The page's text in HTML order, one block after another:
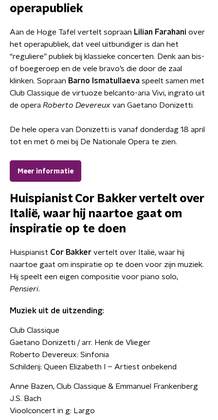
operapubliek
Aan de Hoge Tafel vertelt sopraan Lilian Farahani over
het operapubliek, dat veel uitbundiger is dan het
“reguliere” publiek bij klassieke concerten. Denk aan bis-
of boegeroep en de vele bravo’s die door de zaal
klinken. Sopraan Barno Ismatullaeva speelt samen met
Club Classique de virtuoze belcanto-aria Vivi, ingrato uit
de opera Roberto Devereux van Gaetano Donizetti.
De hele opera van Donizetti is vanaf donderdag 18 april
tot en met 6 mei bij De Nationale Opera te zien.
Meer informatie
Huispianist Cor Bakkervertelt over
Italië, waar hij naartoe gaat om
inspiratie op te doen
Huispianist Cor Bakker vertelt over Italië, waar hij
naartoe gaat om inspiratie op te doen voor zijn muziek.
Hij speelt een eigen compositie voor piano solo,
Pensieri.
Muziek uit de uitzending:
Club Classique
Gaetano Donizetti / arr. Henk de Vlieger
Roberto Devereux: Sinfonia
Schilderij: Queen Elizabeth I – Artiest onbekend
Anne Bazen, Club Classique & Emmanuel Frankenberg
J.S. Bach
Vioolconcert in g: Largo